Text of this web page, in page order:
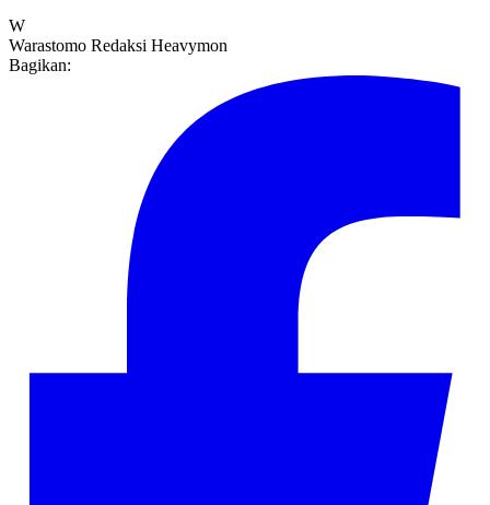
W
Warastomo Redaksi Heavymon
Bagikan: